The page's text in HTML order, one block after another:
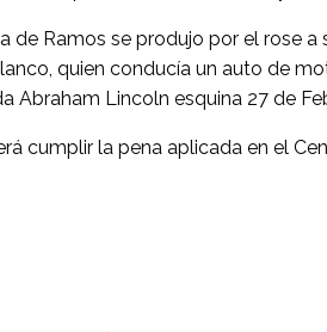
de Ramos se produjo por el rose
quien conducía un auto de
Abraham Lincoln esquina 27 de
cumplir la pena aplicada en el